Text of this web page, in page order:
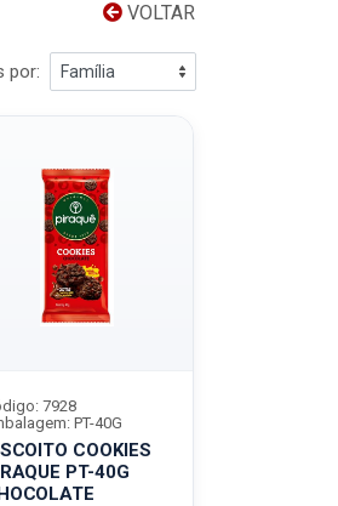
VOLTAR
por:
COOKIES
PT-40G
7928
PT-40G